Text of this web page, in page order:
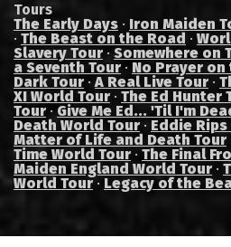
Tours
The Early Days · Iron Maiden
· The Beast on the Road ·
Slavery Tour · Somewhere on
a Seventh Tour · No Prayer on
Dark Tour ·A Real Live Tour ·
XI World Tour · The Ed Hunter
Tour · Give Me Ed... 'Til I'm
Death World Tour · Eddie
Matter of Life and Death Tour
Time World Tour · The Final
Maiden England World Tour ·
World Tour · Legacy of the